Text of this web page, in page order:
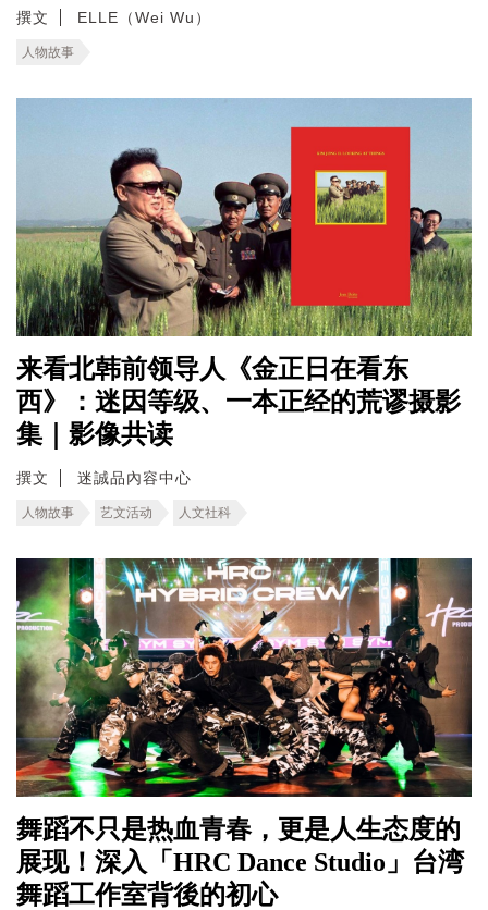
撰文 ELLE（Wei Wu）
人物故事
来看北韩前领导人《金正日在看东
西》：迷因等级、一本正经的荒谬摄影
集｜影像共读
撰文 迷誠品內容中心
人物故事 艺文活动 人文社科
舞蹈不只是热血青春，更是人生态度的
展现！深入「HRC Dance Studio」台湾
舞蹈工作室背後的初心